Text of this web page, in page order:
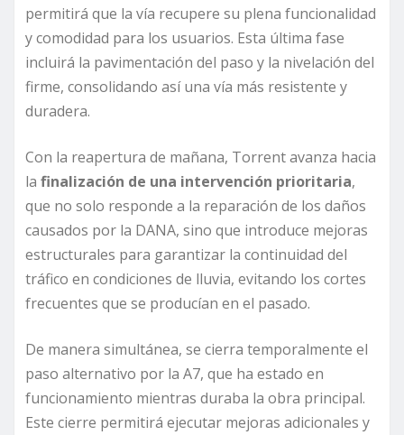
permitirá que la vía recupere su plena funcionalidad
y comodidad para los usuarios. Esta última fase
incluirá la pavimentación del paso y la nivelación del
firme, consolidando así una vía más resistente y
duradera.
Con la reapertura de mañana, Torrent avanza hacia
la finalización de una intervención prioritaria,
que no solo responde a la reparación de los daños
causados por la DANA, sino que introduce mejoras
estructurales para garantizar la continuidad del
tráfico en condiciones de lluvia, evitando los cortes
frecuentes que se producían en el pasado.
De manera simultánea, se cierra temporalmente el
paso alternativo por la A7, que ha estado en
funcionamiento mientras duraba la obra principal.
Este cierre permitirá ejecutar mejoras adicionales y